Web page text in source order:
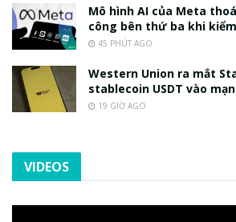
Mô hình AI của Meta
công bên thứ ba khi
45 PHÚT AGO
Western Union ra mắt
stablecoin USDT vào
19 GIỜ AGO
VIDEOS